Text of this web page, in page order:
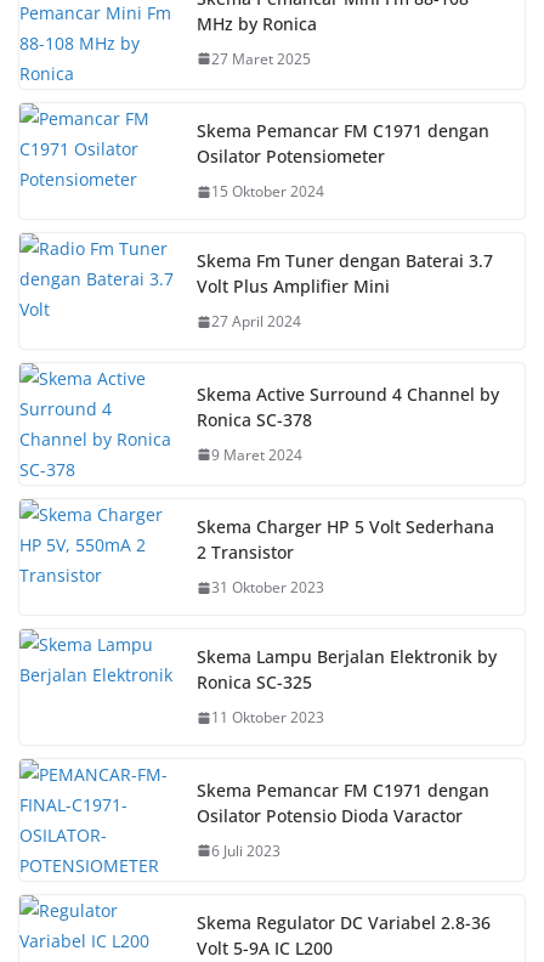
MHz by Ronica
27 Maret 2025
Skema Pemancar FM C1971 dengan
Osilator Potensiometer
15 Oktober 2024
Skema Fm Tuner dengan Baterai 3.7
Volt Plus Amplifier Mini
27 April 2024
Skema Active Surround 4 Channel by
Ronica SC-378
9 Maret 2024
Skema Charger HP 5 Volt Sederhana
2 Transistor
31 Oktober 2023
Skema Lampu Berjalan Elektronik by
Ronica SC-325
11 Oktober 2023
Skema Pemancar FM C1971 dengan
Osilator Potensio Dioda Varactor
6 Juli 2023
Skema Regulator DC Variabel 2.8-36
Volt 5-9A IC L200